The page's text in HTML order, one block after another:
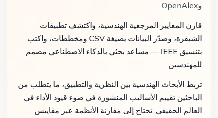
وOpenAlex.
قارن المعايير المرجعية الهندسية، واكتشف تطبيقات
الشيفرة، وصدّر البيانات بصيغة CSV ومخططات، واكتب
بتنسيق IEEE — مساعد بحثي بالذكاء الاصطناعي مصمم
للمهندسين.
تربط الأبحاث الهندسية بين النظرية والتطبيق، ما يتطلب من
الباحثين تقييم الأساليب المنشورة في ضوء قيود الأداء في
العالم الحقيقي. تحتاج إلى مقارنة الأنظمة عبر مقاييس